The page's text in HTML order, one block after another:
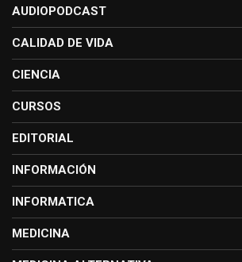
AUDIOPODCAST
CALIDAD DE VIDA
CIENCIA
CURSOS
EDITORIAL
INFORMACIÓN
INFORMATICA
MEDICINA